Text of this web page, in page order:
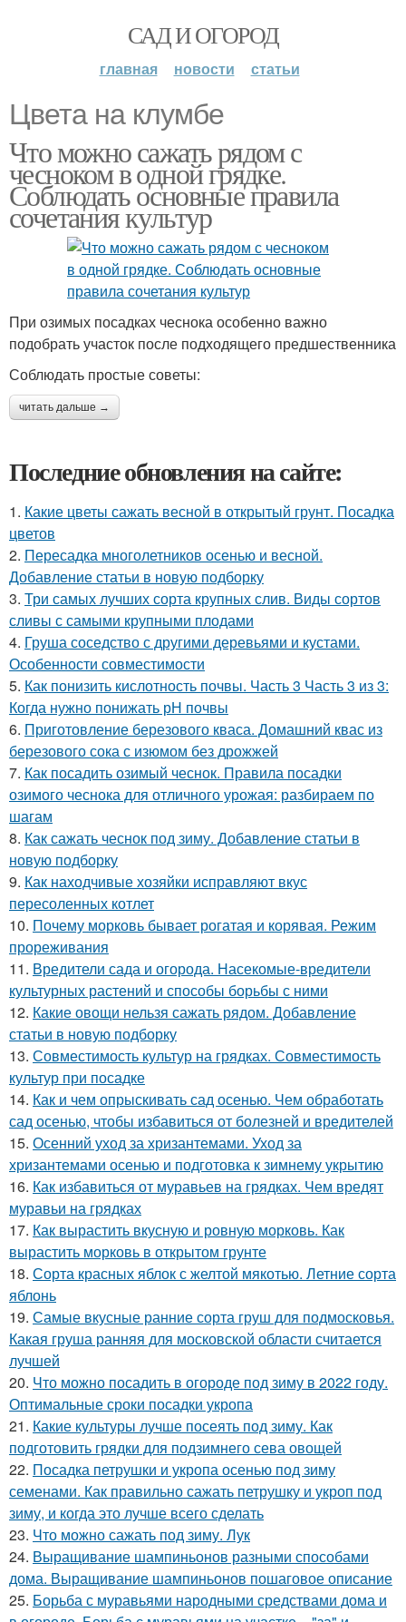
САД И ОГОРОД
главная новости статьи
Цвета на клумбе
Что можно сажать рядом с
чесноком в одной грядке.
Соблюдать основные правила
сочетания культур
При озимых посадках чеснока особенно важно
подобрать участок после подходящего предшественника
Соблюдать простые советы:
читать дальше →
Последние обновления на сайте:
1. Какие цветы сажать весной в открытый грунт. Посадка
цветов
2. Пересадка многолетников осенью и весной.
Добавление статьи в новую подборку
3. Три самых лучших сорта крупных слив. Виды сортов
сливы с самыми крупными плодами
4. Груша соседство с другими деревьями и кустами.
Особенности совместимости
5. Как понизить кислотность почвы. Часть 3 Часть 3 из 3:
Когда нужно понижать рН почвы
6. Приготовление березового кваса. Домашний квас из
березового сока с изюмом без дрожжей
7. Как посадить озимый чеснок. Правила посадки
озимого чеснока для отличного урожая: разбираем по
шагам
8. Как сажать чеснок под зиму. Добавление статьи в
новую подборку
9. Как находчивые хозяйки исправляют вкус
пересоленных котлет
10. Почему морковь бывает рогатая и корявая. Режим
прореживания
11. Вредители сада и огорода. Насекомые-вредители
культурных растений и способы борьбы с ними
12. Какие овощи нельзя сажать рядом. Добавление
статьи в новую подборку
13. Совместимость культур на грядках. Совместимость
культур при посадке
14. Как и чем опрыскивать сад осенью. Чем обработать
сад осенью, чтобы избавиться от болезней и вредителей
15. Осенний уход за хризантемами. Уход за
хризантемами осенью и подготовка к зимнему укрытию
16. Как избавиться от муравьев на грядках. Чем вредят
муравьи на грядках
17. Как вырастить вкусную и ровную морковь. Как
вырастить морковь в открытом грунте
18. Сорта красных яблок с желтой мякотью. Летние сорта
яблонь
19. Самые вкусные ранние сорта груш для подмосковья.
Какая груша ранняя для московской области считается
лучшей
20. Что можно посадить в огороде под зиму в 2022 году.
Оптимальные сроки посадки укропа
21. Какие культуры лучше посеять под зиму. Как
подготовить грядки для подзимнего сева овощей
22. Посадка петрушки и укропа осенью под зиму
семенами. Как правильно сажать петрушку и укроп под
зиму, и когда это лучше всего сделать
23. Что можно сажать под зиму. Лук
24. Выращивание шампиньонов разными способами
дома. Выращивание шампиньонов пошаговое описание
25. Борьба с муравьями народными средствами дома и